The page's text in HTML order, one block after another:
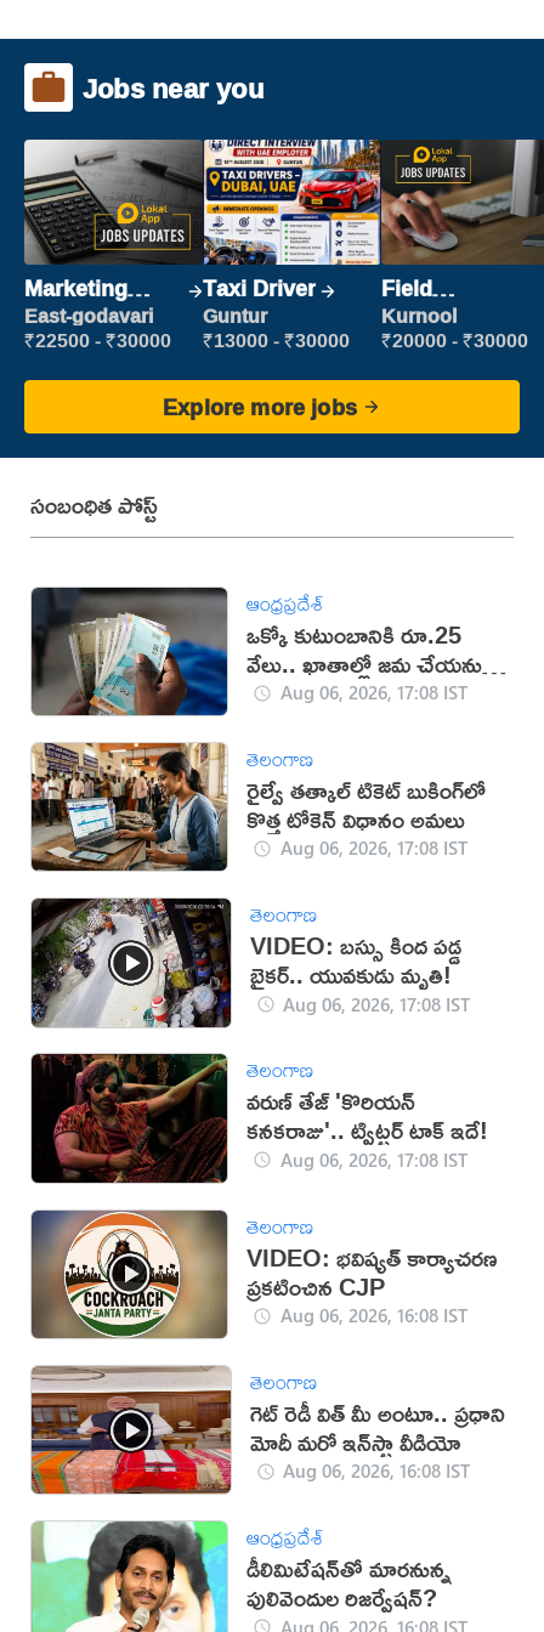
Jobs near you
Marketing
Executive
East-godavari
₹22500 - ₹30000
Taxi Driver
Guntur
₹13000 - ₹30000
Field
Marketing
Executive
Kurnool
₹20000 - ₹30000
Explore more jobs
సంబంధిత పోస్ట్
ఆంధ్రప్రదేశ్
ఒక్కో కుటుంబానికి రూ.25
వేలు.. ఖాతాల్లో జ‌మ చేయ‌నున్న
ప్ర‌భుత్వం..!
Aug 06, 2026, 17:08 IST
తెలంగాణ
రైల్వే తత్కాల్ టికెట్ బుకింగ్‌లో
కొత్త టోకెన్ విధానం అమలు
Aug 06, 2026, 17:08 IST
తెలంగాణ
VIDEO: బస్సు కింద పడ్డ
బైకర్.. యువకుడు మృతి!
Aug 06, 2026, 17:08 IST
తెలంగాణ
వరుణ్ తేజ్ 'కొరియన్
కనకరాజు'.. ట్విట్టర్ టాక్ ఇదే!
Aug 06, 2026, 17:08 IST
తెలంగాణ
VIDEO: భవిష్యత్ కార్యాచరణ
ప్రకటించిన CJP
Aug 06, 2026, 16:08 IST
తెలంగాణ
గెట్ రెడీ విత్ మీ అంటూ.. ప్రధాని
మోదీ మరో ఇన్‌స్టా వీడియో
Aug 06, 2026, 16:08 IST
ఆంధ్రప్రదేశ్
డీలిమిటేషన్‌తో మారనున్న
పులివెందుల రిజర్వేషన్?
Aug 06, 2026, 16:08 IST